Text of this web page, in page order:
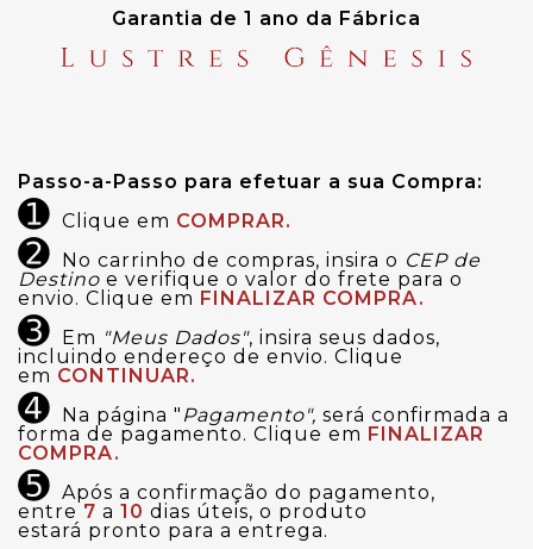
Garantia de 1 ano da Fábrica
Passo-a-Passo para efetuar a sua Compra:
➊ Clique em COMPRAR.
➋ No carrinho de compras, insira o CEP de
Destino e verifique o valor do frete para o
envio. Clique em FINALIZAR COMPRA.
➌ Em "Meus Dados", insira seus dados,
incluindo endereço de envio. Clique
em CONTINUAR.
➍ Na página " Pagamento", será confirmada a
forma de pagamento. Clique em FINALIZAR
COMPRA.
➎ Após a confirmação do pagamento,
entre 7 a 10 dias úteis, o produto
estará pronto para a entrega.